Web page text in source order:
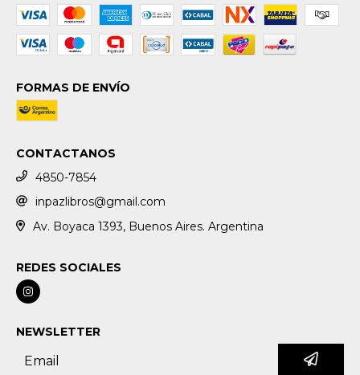
FORMAS DE ENVÍO
CONTACTANOS
4850-7854
inpazlibros@gmail.com
Av. Boyaca 1393, Buenos Aires. Argentina
REDES SOCIALES
NEWSLETTER